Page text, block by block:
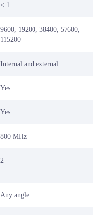
< 1
9600, 19200, 38400, 57600,
115200
Internal and external
Yes
Yes
800 MHz
2
Any angle